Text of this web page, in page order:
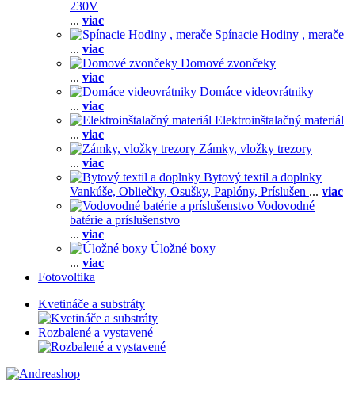
230V
... viac
Spínacie Hodiny , merače
... viac
Domové zvončeky
... viac
Domáce videovrátniky
... viac
Elektroinštalačný materiál
... viac
Zámky, vložky trezory
... viac
Bytový textil a doplnky
Vankúše, Obliečky, Osušky, Paplóny, Príslušen ... viac
Vodovodné
batérie a príslušenstvo
... viac
Úložné boxy
... viac
Fotovoltika
Kvetináče a substráty
Rozbalené a vystavené